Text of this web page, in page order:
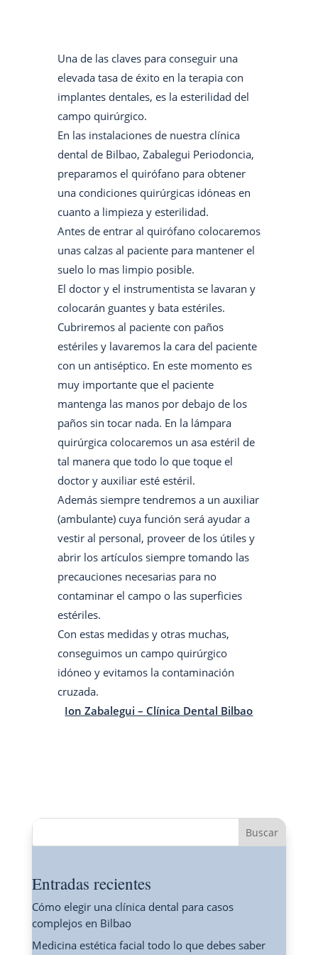
Una de las claves para conseguir una
elevada tasa de éxito en la terapia con
implantes dentales, es la esterilidad del
campo quirúrgico.
En las instalaciones de nuestra clínica
dental de Bilbao, Zabalegui Periodoncia,
preparamos el quirófano para obtener
una condiciones quirúrgicas idóneas en
cuanto a limpieza y esterilidad.
Antes de entrar al quirófano colocaremos
unas calzas al paciente para mantener el
suelo lo mas limpio posible.
El doctor y el instrumentista se lavaran y
colocarán guantes y bata estériles.
Cubriremos al paciente con paños
estériles y lavaremos la cara del paciente
con un antiséptico. En este momento es
muy importante que el paciente
mantenga las manos por debajo de los
paños sin tocar nada. En la lámpara
quirúrgica colocaremos un asa estéril de
tal manera que todo lo que toque el
doctor y auxiliar esté estéril.
Además siempre tendremos a un auxiliar
(ambulante) cuya función será ayudar a
vestir al personal, proveer de los útiles y
abrir los artículos siempre tomando las
precauciones necesarias para no
contaminar el campo o las superficies
estériles.
Con estas medidas y otras muchas,
conseguimos un campo quirúrgico
idóneo y evitamos la contaminación
cruzada.
Ion Zabalegui – Clínica Dental Bilbao
Buscar
Entradas recientes
Cómo elegir una clínica dental para casos
complejos en Bilbao
Medicina estética facial todo lo que debes saber